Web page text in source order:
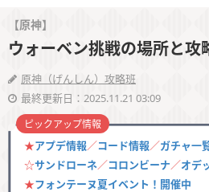
【原神】
ウォーベン挑戦の場所と攻
原神（げんしん）攻略班
最終更新日：2025.11.21 03:09
★アプデ情報／コード情報／ガチャ一
☆サンドローネ／コロンビーナ／オデ
★フォンテーヌ夏イベント！開催中
ピックアップ情報